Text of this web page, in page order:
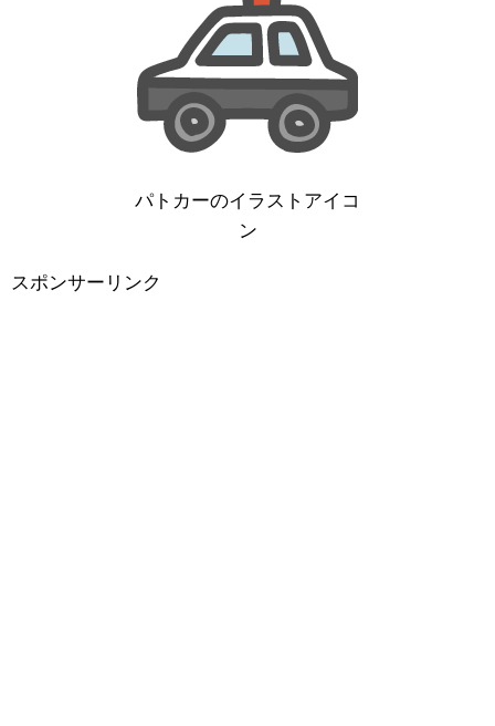
パトカーのイラストアイコ
ン
スポンサーリンク